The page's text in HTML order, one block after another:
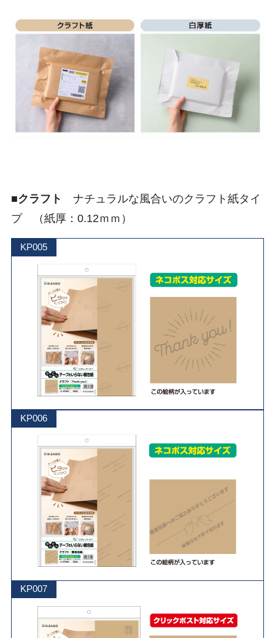
■クラフト
ナチュラルな風合いのクラフト紙タイ
プ （紙厚：0.12ｍｍ）
KP005
KP006
KP007